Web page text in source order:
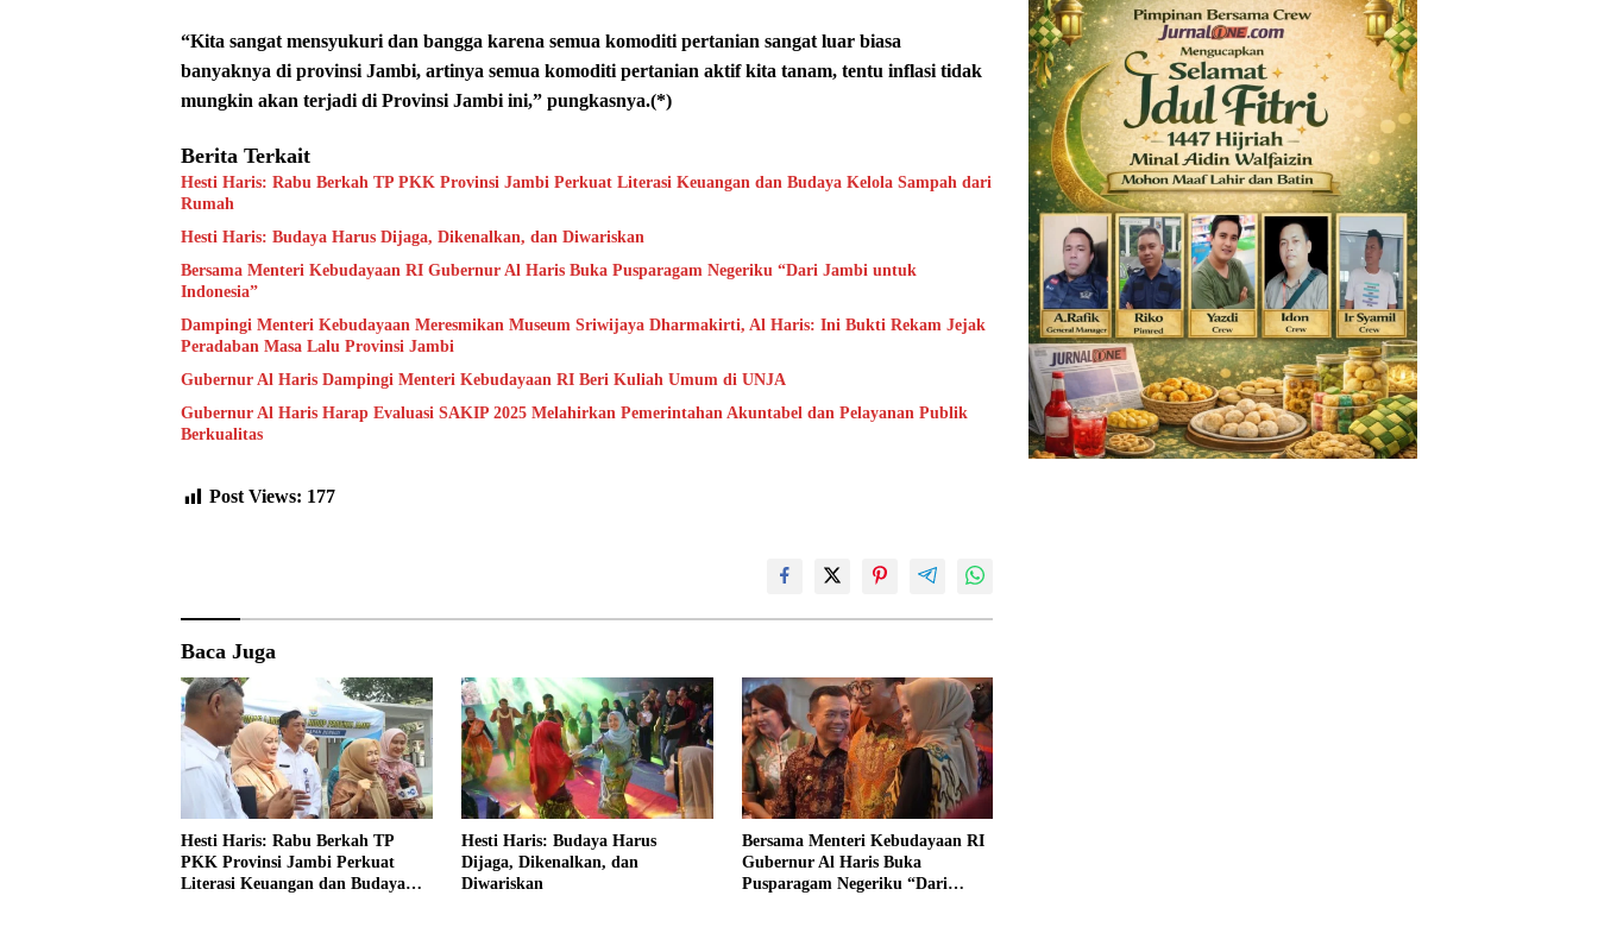
“Kita sangat mensyukuri dan bangga karena semua komoditi pertanian sangat luar biasa
banyaknya di provinsi Jambi, artinya semua komoditi pertanian aktif kita tanam, tentu inflasi tidak
mungkin akan terjadi di Provinsi Jambi ini,” pungkasnya.(*)
Berita Terkait
Hesti Haris: Rabu Berkah TP PKK Provinsi Jambi Perkuat Literasi Keuangan dan Budaya Kelola Sampah dari
Rumah
Hesti Haris: Budaya Harus Dijaga, Dikenalkan, dan Diwariskan
Bersama Menteri Kebudayaan RI Gubernur Al Haris Buka Pusparagam Negeriku “Dari Jambi untuk
Indonesia”
Dampingi Menteri Kebudayaan Meresmikan Museum Sriwijaya Dharmakirti, Al Haris: Ini Bukti Rekam Jejak
Peradaban Masa Lalu Provinsi Jambi
Gubernur Al Haris Dampingi Menteri Kebudayaan RI Beri Kuliah Umum di UNJA
Gubernur Al Haris Harap Evaluasi SAKIP 2025 Melahirkan Pemerintahan Akuntabel dan Pelayanan Publik
Berkualitas
Post Views: 177
Baca Juga
Hesti Haris: Rabu Berkah TP
PKK Provinsi Jambi Perkuat
Literasi Keuangan dan Budaya
Hesti Haris: Budaya Harus
Dijaga, Dikenalkan, dan
Diwariskan
Bersama Menteri Kebudayaan RI
Gubernur Al Haris Buka
Pusparagam Negeriku “Dari